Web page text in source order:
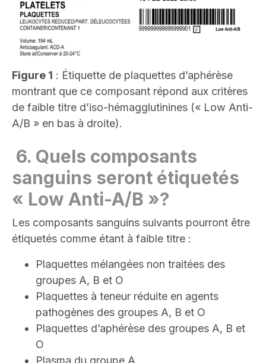
Figure 1 : Étiquette de plaquettes d’aphérèse
montrant que ce composant répond aux critères
de faible titre d’iso-hémagglutinines (« Low Anti-
A/B » en bas à droite).
6. Quels composants
sanguins seront étiquetés
« Low Anti-A/B »?
Les composants sanguins suivants pourront être
étiquetés comme étant à faible titre :
Plaquettes mélangées non traitées des
groupes A, B et O
Plaquettes à teneur réduite en agents
pathogènes des groupes A, B et O
Plaquettes d’aphérèse des groupes A, B et
O
Plasma du groupe A